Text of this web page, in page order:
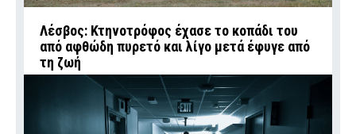
Λέσβος: Κτηνοτρόφος έχασε το κοπάδι του
από αφθώδη πυρετό και λίγο μετά έφυγε από
τη ζωή